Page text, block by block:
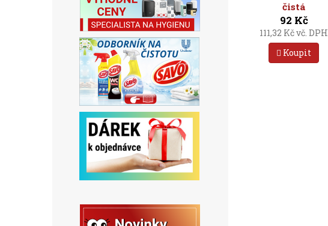
čistá
92 Kč
111,32 Kč vč. DPH
Koupit